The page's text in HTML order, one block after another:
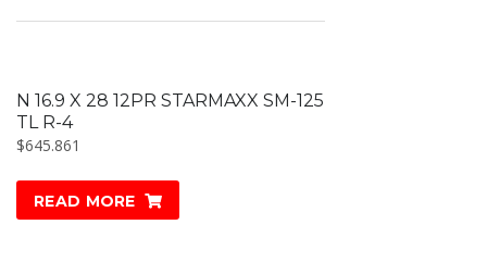
N 16.9 X 28 12PR STARMAXX SM-125
TL R-4
$645.861
READ MORE